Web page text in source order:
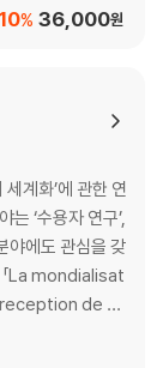
관한 증언
36,000원
10%
계화’에 관한 연
‘수용자 연구’,
야에도 관심을 갖
「La mondialisat
de d
」(20